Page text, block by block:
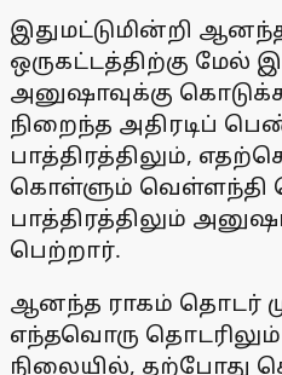
இதுமட்டுமின்றி
ஒருகட்டத்திற்கு மேல்
அனுஷாவுக்கு
நிறைந்த அதிரடிப்
பாத்திரத்திலும்,
கொள்ளும்
பாத்திரத்திலும் அனுஷா
பெற்றார்.
ஆனந்த ராகம் தொடர்
எந்தவொரு
நிலையில், தற்போது